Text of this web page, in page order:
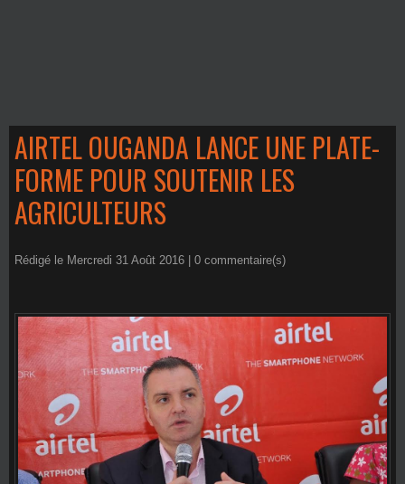
AIRTEL OUGANDA LANCE UNE PLATE-
FORME POUR SOUTENIR LES
AGRICULTEURS
Rédigé le Mercredi 31 Août 2016 | 0 commentaire(s)